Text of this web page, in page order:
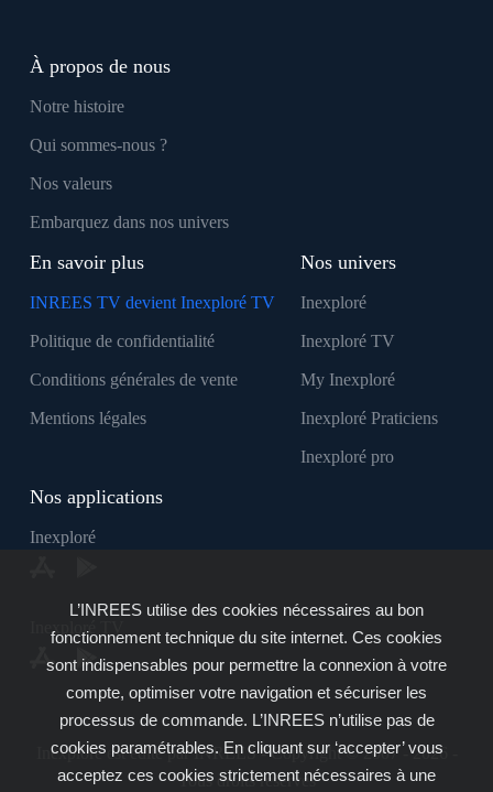
À propos de nous
Notre histoire
Qui sommes-nous ?
Nos valeurs
Embarquez dans nos univers
En savoir plus
INREES TV devient Inexploré TV
Politique de confidentialité
Conditions générales de vente
Mentions légales
Nos univers
Inexploré
Inexploré TV
My Inexploré
Inexploré Praticiens
Inexploré pro
Nos applications
Inexploré
Inexploré TV
Inexploré est édité par INREES - Copyright © 2007 - 2026 -
Tous droits réservés
L’INREES utilise des cookies nécessaires au bon
fonctionnement technique du site internet. Ces cookies
sont indispensables pour permettre la connexion à votre
compte, optimiser votre navigation et sécuriser les
processus de commande. L’INREES n’utilise pas de
cookies paramétrables. En cliquant sur ‘accepter’ vous
acceptez ces cookies strictement nécessaires à une